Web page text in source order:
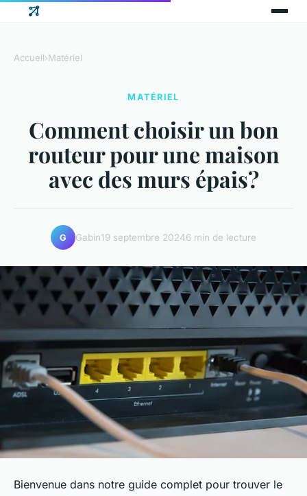
Accueil›Matériel
MATÉRIEL
Comment choisir un bon
routeur pour une maison
avec des murs épais?
G Gabin19 septembre 20246 min de lecture
Bienvenue dans notre guide complet pour trouver le